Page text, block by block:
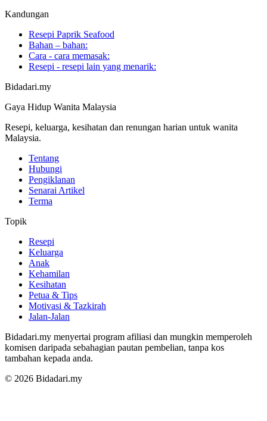
Kandungan
Resepi Paprik Seafood
Bahan – bahan:
Cara - cara memasak:
Resepi - resepi lain yang menarik:
Bidadari.my
Gaya Hidup Wanita Malaysia
Resepi, keluarga, kesihatan dan renungan harian untuk wanita
Malaysia.
Tentang
Hubungi
Pengiklanan
Senarai Artikel
Terma
Topik
Resepi
Keluarga
Anak
Kehamilan
Kesihatan
Petua & Tips
Motivasi & Tazkirah
Jalan-Jalan
Bidadari.my menyertai program afiliasi dan mungkin memperoleh
komisen daripada sebahagian pautan pembelian, tanpa kos
tambahan kepada anda.
© 2026 Bidadari.my